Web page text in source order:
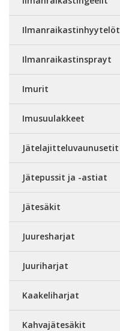
Ilmanraikastinhyytelöt
Ilmanraikastinsprayt
Imurit
Imusuulakkeet
Jätelajitteluvaunusetit
Jätepussit ja -astiat
Jätesäkit
Juuresharjat
Juuriharjat
Kaakeliharjat
Kahvajätesäkit